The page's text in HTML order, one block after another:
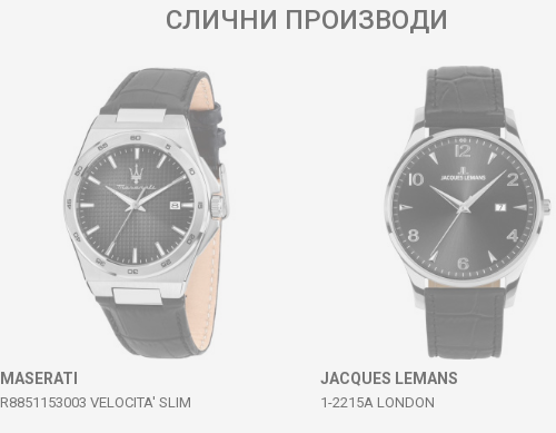
СЛИЧНИ ПРОИЗВОДИ
MASERATI
R8851153003 VELOCITA' SLIM
JACQUES LEMANS
1-2215A LONDON